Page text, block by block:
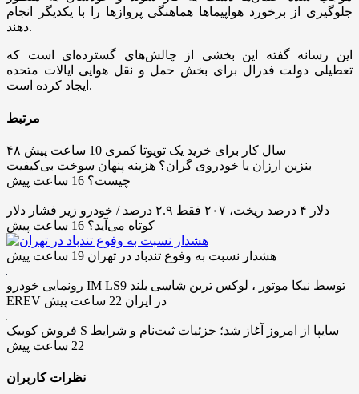
جلوگیری از برخورد هواپیماها هماهنگی پروازها را با یکدیگر انجام
دهند.
این رسانه گفته این بخشی از چالش‌های گسترده‌ای است که
تعطیلی دولت فدرال برای بخش حمل و نقل هوایی ایالات متحده
ایجاد کرده است.
مرتبط
۴۸ سال کار برای خرید یک تویوتا کمری 10 ساعت پیش
بنزین ارزان یا خودروی گران؟ هزینه پنهان سوخت بی‌کیفیت
چیست؟ 16 ساعت پیش
دلار ۴ درصد ریخت، ۲۰۷ فقط ۲.۹ درصد / خودرو زیر فشار دلار
کوتاه می‌آید؟ 16 ساعت پیش
هشدار نسبت به وفوع تندباد در تهران 19 ساعت پیش
رونمایی خودرو IM LS9 توسط نیکا موتور ، لوکس ترین شاسی بلند
EREV در ایران 22 ساعت پیش
فروش کوییک S سایپا از امروز آغاز شد؛ جزئیات ثبت‌نام و شرایط
22 ساعت پیش
نظرات کاربران